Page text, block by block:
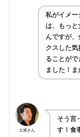
私がイメー
は、もっと
んですが、
クスした気
ることがで
ました！
土屋さん
そう言
す！食